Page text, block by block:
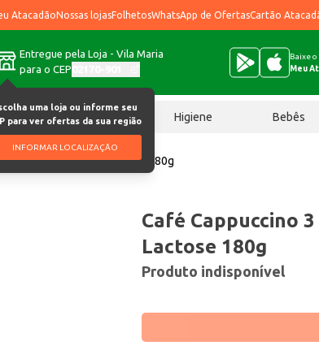
AtacadãoNossas lojasFolhetosWhatsApp de OfertasCartão
Entregue pela Loja - Vila Maria
para o CEP
uma loja ou informe seu
para ver ofertas da sua região
INFORMAR LOCALIZAÇÃO
Baixe
Meu
Chocolates Higiene Bebês
3 Corações Zero Lactose 180g
Café Cappuccino
Lactose 180g
Produto indisponível